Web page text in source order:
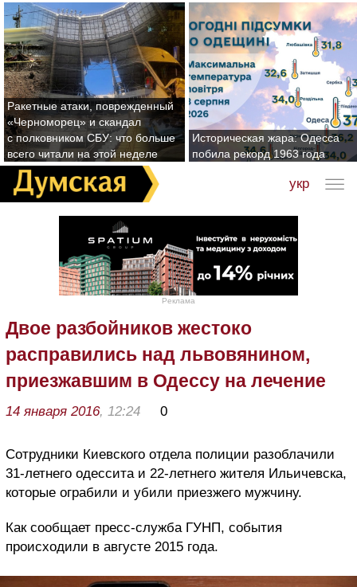
Ракетные атаки, поврежденный
«Черноморец» и скандал
с полковником СБУ: что больше
всего читали на этой неделе
Историческая жара: Одесса
побила рекорд 1963 года
укр
Реклама
Двое разбойников жестоко
расправились над львовянином,
приезжавшим в Одессу на лечение
14 января 2016, 12:24 0
Сотрудники Киевского отдела полиции разоблачили
31-летнего одессита и 22-летнего жителя Ильичевска,
которые ограбили и убили приезжего мужчину.
Как сообщает пресс-служба ГУНП, события
происходили в августе 2015 года.